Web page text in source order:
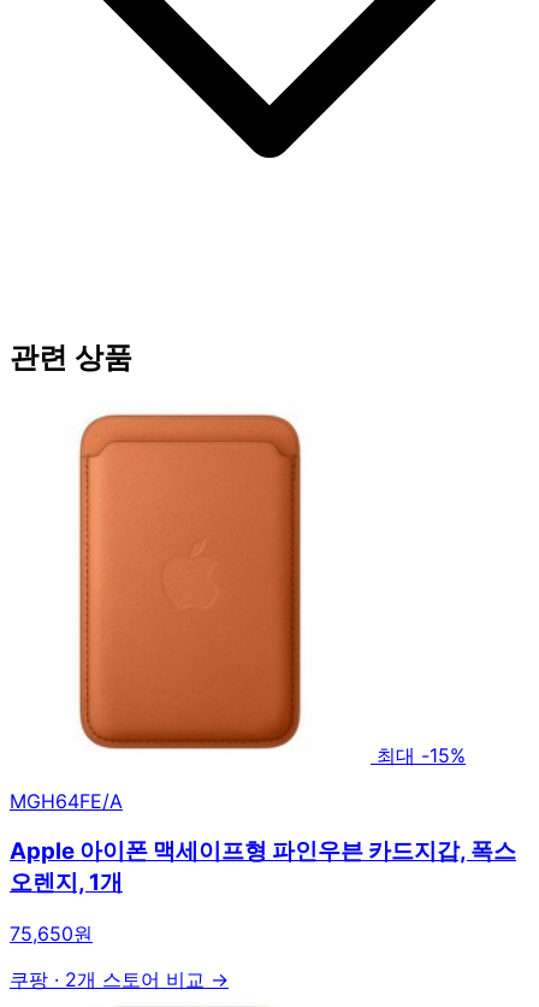
관련 상품
최대 -15%
MGH64FE/A
Apple 아이폰 맥세이프형 파인우븐 카드지갑, 폭스
오렌지, 1개
75,650원
쿠팡 · 2개 스토어 비교 →